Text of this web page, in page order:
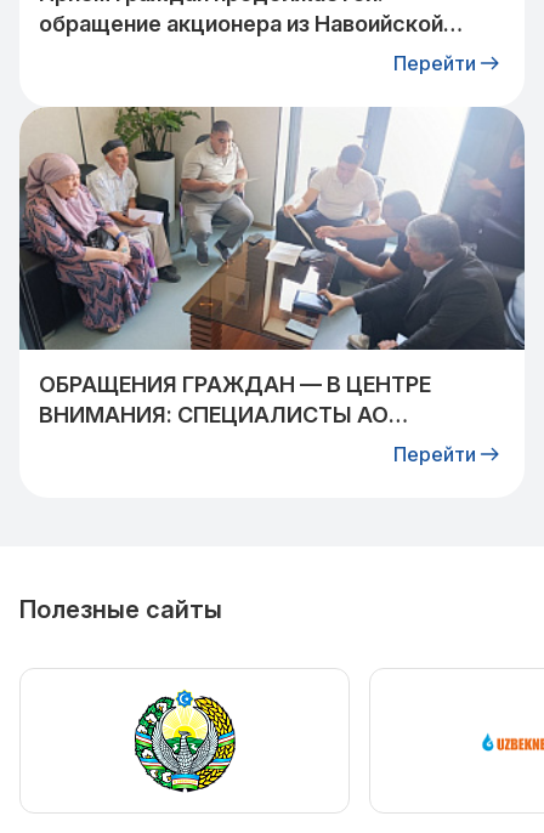
обращение акционера из Навоийской
Перейти
ОБРАЩЕНИЯ ГРАЖДАН — В ЦЕНТРЕ
ВНИМАНИЯ: СПЕЦИАЛИСТЫ АО
«УЗТРАНСГАЗ» ВСТРЕТИЛИСЬ СПерейти
Полезные сайты